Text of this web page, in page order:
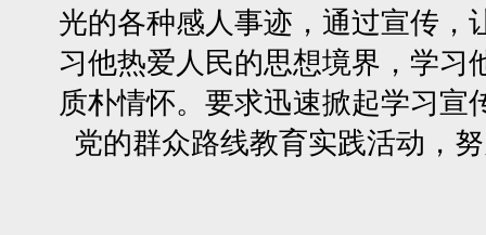
光的各种感人事迹，通过宣传，
习他热爱人民的思想境界，学习
质朴情怀。要求迅速掀起学习
党的群众路线教育实践活动，